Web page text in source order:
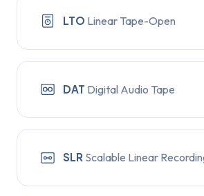
LTO Linear Tape-Open
DAT Digital Audio Tape
SLR Scalable Linear